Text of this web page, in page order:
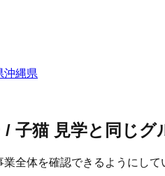
沖縄県
子猫 見学と同じグ
全体を確認できるようにして